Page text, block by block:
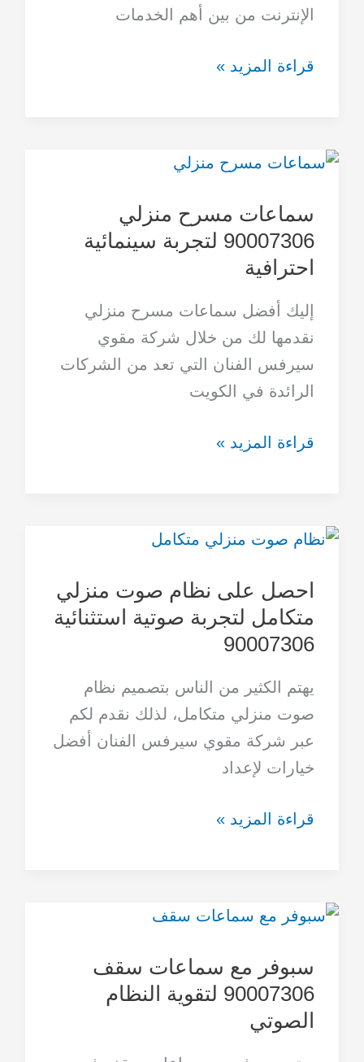
الإنترنت من بين أهم الخدمات
قراءة المزيد »
سماعات مسرح منزلي
90007306 لتجربة سينمائية
احترافية
إليك أفضل سماعات مسرح منزلي
نقدمها لك من خلال شركة مقوي
سيرفس الفنان التي تعد من الشركات
الرائدة في الكويت
سماعات
منزلي
90007306
لتجربة
سينمائية
احترافية
قراءة المزيد »
احصل على نظام صوت منزلي
متكامل لتجربة صوتية استثنائية
90007306
يهتم الكثير من الناس بتصميم نظام
صوت منزلي متكامل، لذلك نقدم لكم
عبر شركة مقوي سيرفس الفنان أفضل
خيارات لإعداد
احصل
نظام
صوت
منزلي
لتجربة
صوتية
استثنائية
90007306
قراءة المزيد »
سبوفر مع سماعات سقف
90007306 لتقوية النظام
الصوتي
سبوفر
سماعات
سقف
90007306